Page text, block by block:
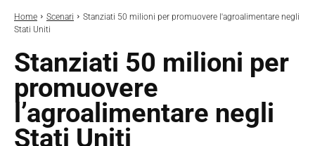
Home Scenari
Stanziati 50 milioni per promuovere l'agroalimentare negli
Stati Uniti
Stanziati 50 milioni per
promuovere
l’agroalimentare negli
Stati Uniti